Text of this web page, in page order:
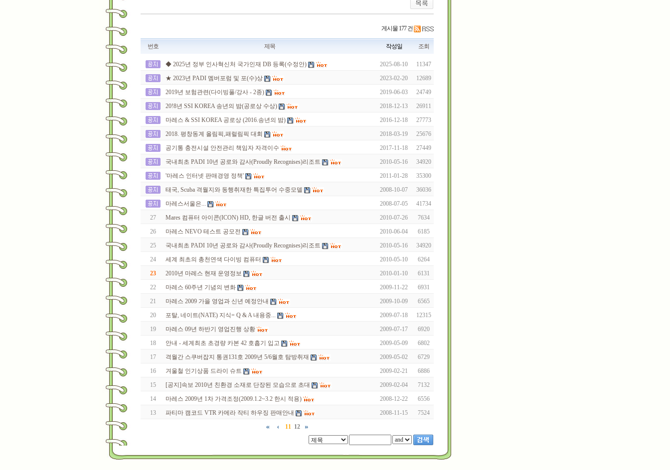
게시물 177 건
번호 제목 작성일 조회
◆ 2025년 정부 인사혁신처 국가인재 DB 등록(수정안) 2025-08-10
11347
★ 2023년 PADI 멤버포럼 및 포(수)상
2023-02-20
12689
2019년 보험관련(다이빙풀/강사 - 2종)
2019-06-03
24749
20!8년 SSI KOREA 송년의 밤(공로상 수상)
2018-12-13
26911
마레스 & SSI KOREA 공로상 (2016.송년의 밤)
2016-12-18
27773
2018. 평창동계 올림픽,패럴림픽 대회
2018-03-19
25676
공기통 충전시설 안전관리 책임자 자격이수
2017-11-18
27449
국내최초 PADI 10년 공로와 감사(Proudly Recognises)리조트
2010-05-16
34920
'마레스 인터넷 판매경영 정책'
2011-01-28
35300
태국, Scuba 격월지와 동행취재한 특집투어 수중모델
2008-10-07
36036
마레스서울은...
2008-07-05
41734
27
Mares 컴퓨터 아이콘(ICON) HD, 한글 버전 출시 2010-07-26
7634
26
마레스 NEVO 테스트 공모전 2010-06-04
6185
25
국내최초 PADI 10년 공로와 감사(Proudly Recognises)리조트 2010-05-16
34920
24
세계 최초의 총천연색 다이빙 컴퓨터 2010-05-10
6264
23
2010년 마레스 현재 운영정보 2010-01-10
6131
22
마레스 60주년 기념의 변화 2009-11-22
6931
21
마레스 2009 가을 영업과 신년 예정안내 2009-10-09
6565
20
포탈, 네이트(NATE) 지식= Q & A 내용중... 2009-07-18
12315
19
마레스 09년 하반기 영업진행 상황 2009-07-17
6920
18
안내 - 세계최초 초경량 카본 42 호흡기 입고 2009-05-09
6802
17
격월간 스쿠버잡지 통권131호 2009년 5/6월호 탐방취재 2009-05-02
6729
16
겨울철 인기상품 드라이 슈트 2009-02-21
6886
15
[공지]속보 2010년 친환경 소재로 단장된 모습으로 초대 2009-02-04
7132
14
마레스 2009년 1차 가격조정(2009.1.2~3.2 한시 적용) 2008-12-22
6556
13
파티마 캠코드 VTR 카메라 작티 하우징 판매안내 2008-11-15
7524
11 12